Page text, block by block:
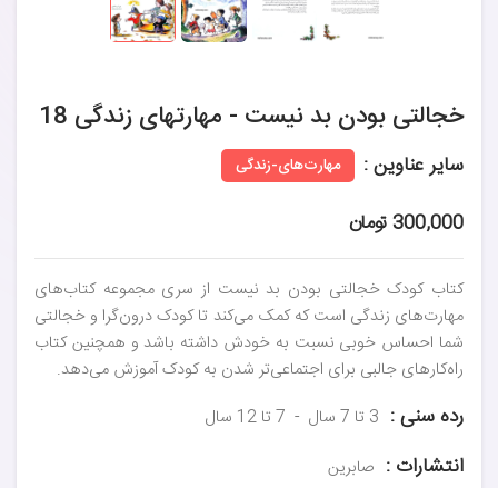
خجالتی بودن بد نیست - مهارتهای زندگی 18
سایر عناوین : مهارت‌های-زندگی
300,000 تومان
کتاب کودک خجالتی بودن بد نیست از سری مجموعه کتاب‌های
مهارت‌های زندگی است که کمک می‌کند تا کودک درون‌گرا و خجالتی
شما احساس خوبی نسبت به خودش داشته باشد و همچنین کتاب
راه‌کارهای جالبی برای اجتماعی‌تر شدن به کودک آموزش می‌دهد.
رده سنی : 3 تا 7 سال 7 تا 12 سال
انتشارات : صابرین